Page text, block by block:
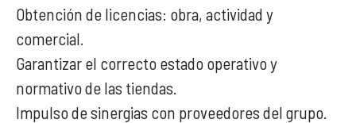
Obtención de licencias: obra, actividad y
comercial.
Garantizar el correcto estado operativo y
normativo de las tiendas.
Impulso de sinergias con proveedores del grupo.